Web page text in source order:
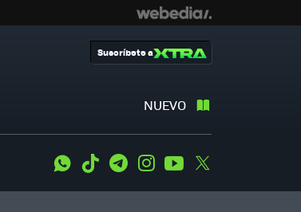
NUEVO
Suscríbete a
WhatsApp
Tiktok TelegramInstagramYoutube